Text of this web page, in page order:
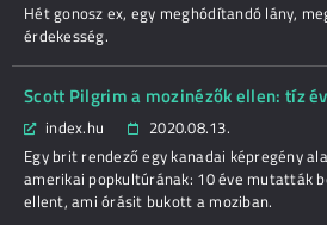
Hét gonosz ex, egy meghódítandó lány,
érdekesség.
Scott Pilgrim a mozinézők ellen: tíz
index.hu
2020.08.13.
Egy brit rendező egy kanadai képregény
amerikai popkultúrának: 10 éve mutatták
ellent, ami órásit bukott a moziban.